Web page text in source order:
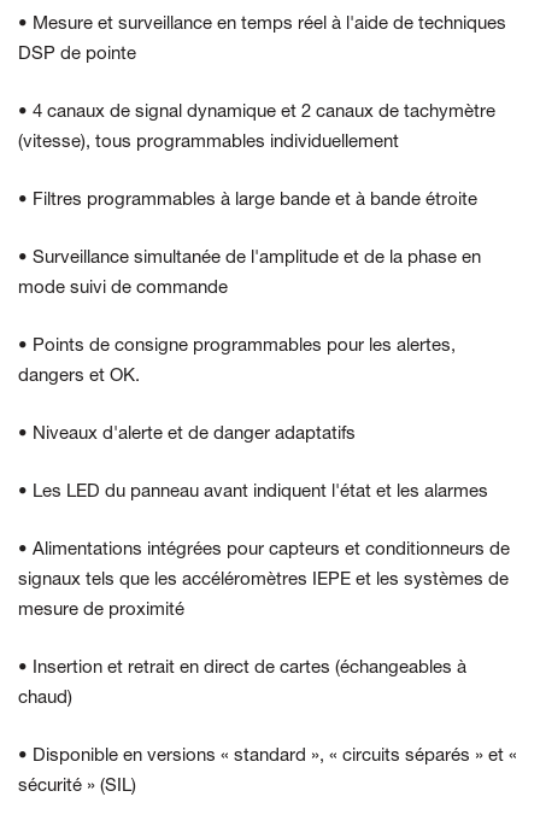
• Mesure et surveillance en temps réel à l'aide de techniques
DSP de pointe
• 4 canaux de signal dynamique et 2 canaux de tachymètre
(vitesse), tous programmables individuellement
• Filtres programmables à large bande et à bande étroite
• Surveillance simultanée de l'amplitude et de la phase en
mode suivi de commande
• Points de consigne programmables pour les alertes,
dangers et OK.
• Niveaux d'alerte et de danger adaptatifs
• Les LED du panneau avant indiquent l'état et les alarmes
• Alimentations intégrées pour capteurs et conditionneurs de
signaux tels que les accéléromètres IEPE et les systèmes de
mesure de proximité
• Insertion et retrait en direct de cartes (échangeables à
chaud)
• Disponible en versions « standard », « circuits séparés » et «
sécurité » (SIL)